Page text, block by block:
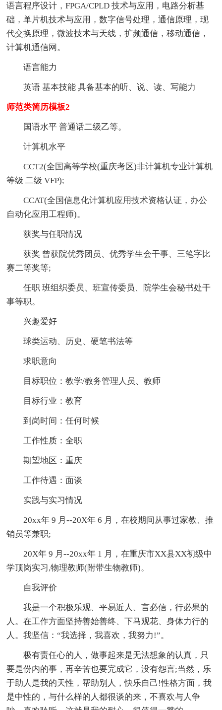
语言程序设计，FPGA/CPLD 技术与应用，电路分析基
础，单片机技术与应用，数字信号处理，通信原理，现
代交换原理，微波技术与天线，扩频通信，移动通信，
计算机通信网。
语言能力
英语 基本技能 具备基本的听、说、读、写能力
师范类简历模板2
国语水平 普通话二级乙等。
计算机水平
CCT2(全国高等学校(重庆考区)非计算机专业计算机
等级 二级 VFP);
CCAT(全国信息化计算机应用技术资格认证，办公
自动化应用工程师)。
获奖与任职情况
获奖 曾获院优秀团员、优秀学生会干事、三笔字比
赛二等奖等;
任职 班组织委员、班宣传委员、院学生会秘书处干
事等职。
兴趣爱好
球类运动、历史、硬笔书法等
求职意向
目标职位：教学/教务管理人员、教师
目标行业：教育
到岗时间：任何时候
工作性质：全职
期望地区：重庆
工作待遇：面谈
实践与实习情况
20xx年 9 月--20X年 6 月，在校期间从事过家教、推
销员等兼职;
20X年 9 月--20xx年 1 月，在重庆市XX县XX初级中
学顶岗实习,物理教师(附带生物教师)。
自我评价
我是一个积极乐观、平易近人、言必信，行必果的
人。在工作方面坚持善始善终、下马观花、身体力行的
人。我坚信：“我选择，我喜欢，我努力!”。
极有责任心的人，做事起来是无法想象的认真，只
要是份内的事，再辛苦也要完成它，没有怨言;当然，乐
于助人是我的天性，帮助别人，快乐自己!性格方面，我
是中性的，与什么样的人都很谈的来，不喜欢与人争